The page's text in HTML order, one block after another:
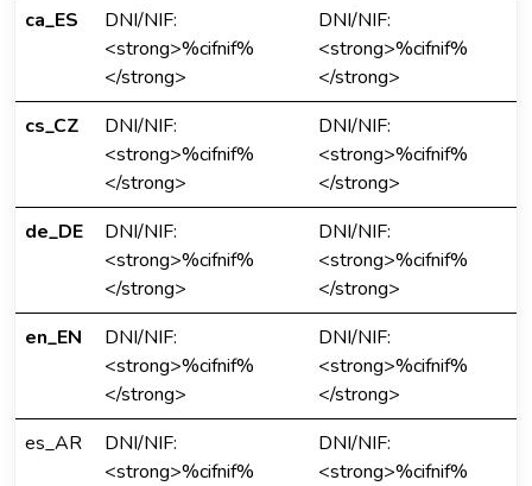
ca_ES
DNI/NIF:
<strong>%cifnif%
</strong>
DNI/NIF:
<strong>%cifnif%
</strong>
cs_CZ
DNI/NIF:
<strong>%cifnif%
</strong>
DNI/NIF:
<strong>%cifnif%
</strong>
de_DE
DNI/NIF:
<strong>%cifnif%
</strong>
DNI/NIF:
<strong>%cifnif%
</strong>
en_EN
DNI/NIF:
<strong>%cifnif%
</strong>
DNI/NIF:
<strong>%cifnif%
</strong>
es_AR
DNI/NIF:
<strong>%cifnif%
DNI/NIF:
<strong>%cifnif%